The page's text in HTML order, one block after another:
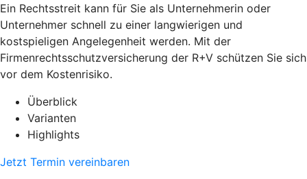
Ein Rechtsstreit kann für Sie als Unternehmerin oder
Unternehmer schnell zu einer langwierigen und
kostspieligen Angelegenheit werden. Mit der
Firmenrechtsschutzversicherung der R+V schützen Sie sich
vor dem Kostenrisiko.
Überblick
Varianten
Highlights
Jetzt Termin vereinbaren